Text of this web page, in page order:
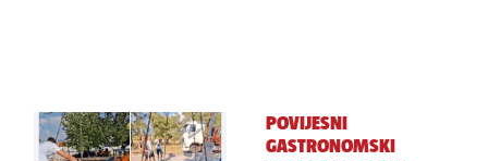
POVIJESNI
GASTRONOMSKI